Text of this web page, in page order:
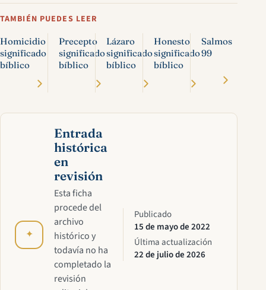
TAMBIÉN PUEDES LEER
Homicidio
significado
bíblico
Precepto
significado
bíblico
Lázaro
significado
bíblico
Honesto
significado
bíblico
Salmos
99
✦
Entrada
histórica
en
revisión
Esta ficha
procede del
archivo
histórico y
todavía no ha
completado la
revisión
Publicado
15 de mayo de 2022
Última actualización
22 de julio de 2026